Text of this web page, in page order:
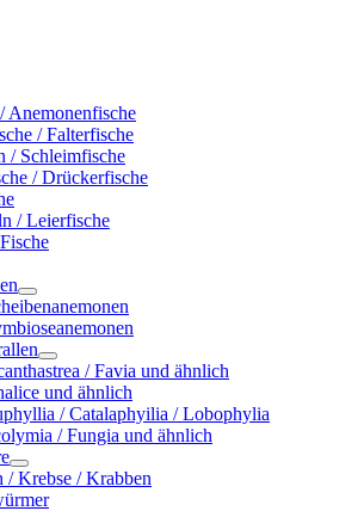
Anemonenfische
/ Falterfische
/ Schleimfische
/ Drückerfische
/ Leierfische
/ Favia und ähnlich
und ähnlich
/ Catalaphyilia / Lobophylia
/ Fungia und ähnlich
/ Krebse / Krabben